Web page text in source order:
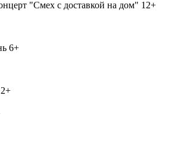
"Смех с доставкой на дом" 12+
6+